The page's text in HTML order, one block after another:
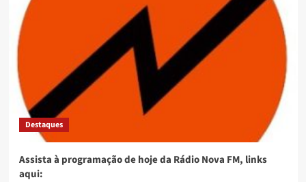
Destaques
Assista à programação de hoje da Rádio Nova FM, links
aqui: